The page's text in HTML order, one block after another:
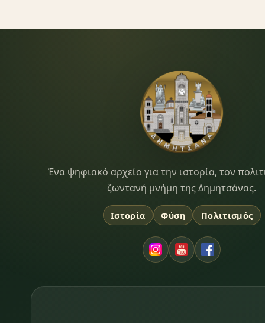
Dimitsana.gr
Ένα ψηφιακό αρχείο για την ιστορία, τον
ζωντανή μνήμη της Δημητσάνας.
Ιστορία Φύση Πολιτισμός